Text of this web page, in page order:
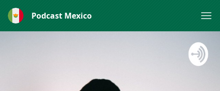
Podcast Mexico